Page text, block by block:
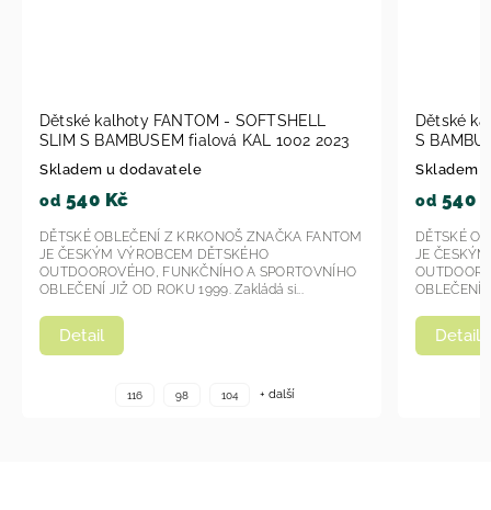
- SOFTSHELL
KAL 1002 2023
ZNAČKA FANTOM
A SPORTOVNÍHO
Zakládá si...
Dětské kalhoty Fantom -
S BAMBUSEM KAL 1007 - modrá
DĚTSKÉ OBLEČENÍ Z KRKONOŠ ZNAČKA
JE ČESKÝM VÝROBCEM DĚTSKÉHO
OUTDOOROVÉHO, FUNKČNÍHO A
OBLEČENÍ JIŽ OD ROKU 1999. Zakládá si...